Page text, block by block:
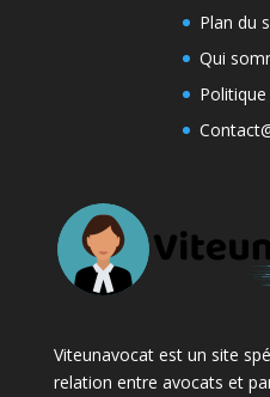
Plan du
Qui
Viteunavocat est un site
relation entre avocats et